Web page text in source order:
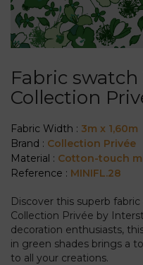
Fabric swatch
Collection
Fabric Width : 3m x 1,60m
Brand : Collection Privée
Material : Cotton-touch
Reference : MINIFL.28
Discover this superb
Collection Privée by
decoration enthusiasts,
in green shades brings a
to all your creations.